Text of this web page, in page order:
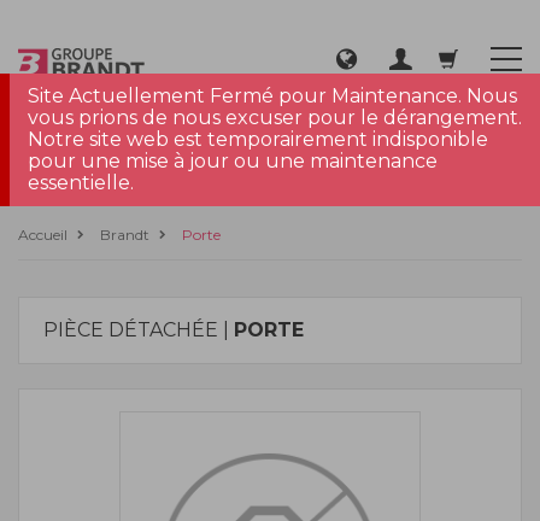
Site Actuellement Fermé pour Maintenance. Nous
vous prions de nous excuser pour le dérangement.
Notre site web est temporairement indisponible
pour une mise à jour ou une maintenance
essentielle.
Accueil Brandt Porte
PIÈCE DÉTACHÉE | PORTE